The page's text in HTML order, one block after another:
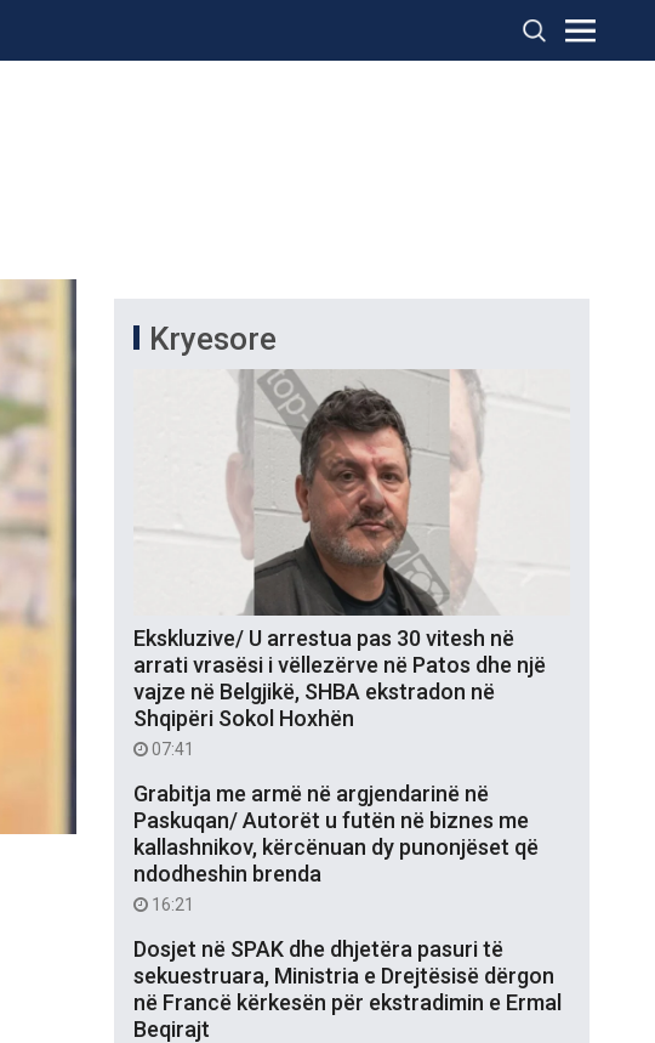
Kryesore
Ekskluzive/ U arrestua pas 30 vitesh në
arrati vrasësi i vëllezërve në Patos dhe një
vajze në Belgjikë, SHBA ekstradon në
Shqipëri Sokol Hoxhën
07:41
Grabitja me armë në argjendarinë në
Paskuqan/ Autorët u futën në biznes me
kallashnikov, kërcënuan dy punonjëset që
ndodheshin brenda
16:21
Dosjet në SPAK dhe dhjetëra pasuri të
sekuestruara, Ministria e Drejtësisë dërgon
në Francë kërkesën për ekstradimin e Ermal
Beqirajt